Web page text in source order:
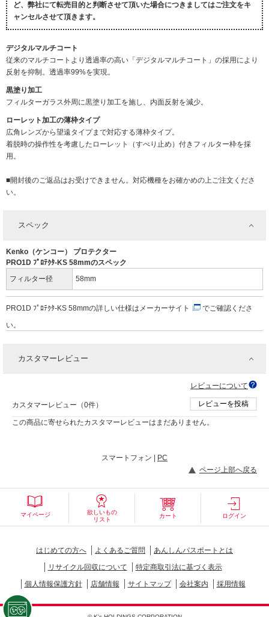
ど、弊社にて転売目的と判断させて頂いた場合につきましてはご注文をキ
ャンセルさせて頂きます。
デジタルマルチコート
従来のマルチコートより透過率の高い「デジタルマルチコート」の採用により
反射を抑制。透過率99%を実現。
黒塗り加工
フィルターガラス外周に黒塗り加工を施し、内面反射を減少。
ローレット加工の薄枠タイプ
広角レンズから望遠タイプまで対応する薄枠タイプ。
着脱時の操作性を考慮したローレット（すべり止め）付きフィルター枠を採
用。
■開封後のご返品はお受けできません。対応機種をお確かめの上ご注文くださ
い。
スペック
Kenko（ケンコー） プロテクター
PRO1D ﾌﾟﾛﾃｸﾀ-KS 58mmのスペック
フィルター径
58mm
PRO1D ﾌﾟﾛﾃｸﾀ-KS 58mmの詳しい仕様は メーカーサイト
でご確認くださ
い。
カスタマーレビュー
レビューについて
カスタマーレビュー（0件） レビューを投稿
この商品に寄せられたカスタマーレビューはまだありません。
スマートフォン |
PC
ページ上部へ戻る
マイページ
欲しいもの
リスト
カート ログイン
はじめての方へ よくあるご質問
あんしんパスポートとは
リサイクル回収について
特定商取引法に基づく表示
個人情報保護方針
店舗情報 サイトマップ 会社案内 採用情報